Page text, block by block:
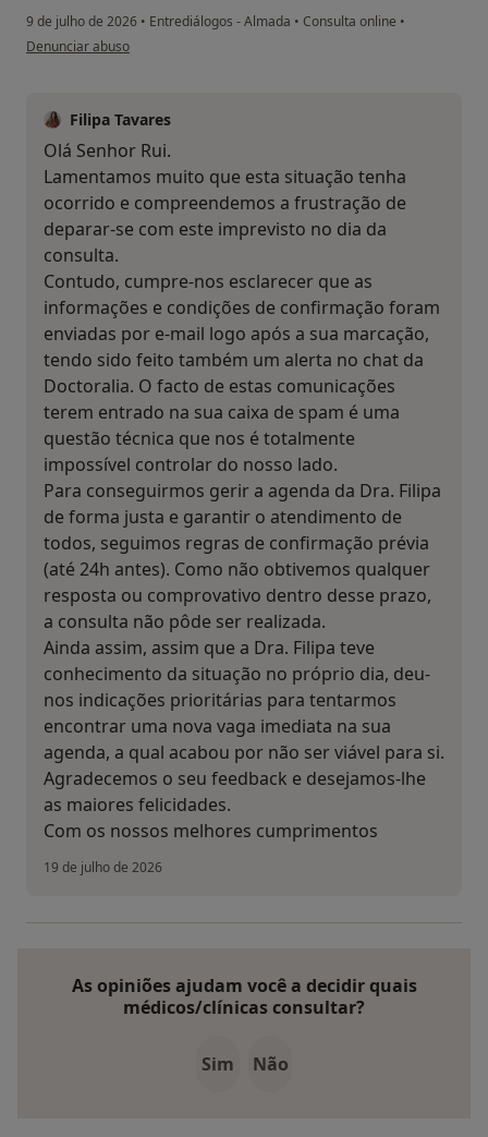
9 de julho de 2026 • Entrediálogos - Almada • Consulta online •
na opinião do utilizador Rui Felício
Denunciar abuso
Filipa Tavares
Olá Senhor Rui.
Lamentamos muito que esta situação tenha
ocorrido e compreendemos a frustração de
deparar-se com este imprevisto no dia da
consulta.
Contudo, cumpre-nos esclarecer que as
informações e condições de confirmação foram
enviadas por e-mail logo após a sua marcação,
tendo sido feito também um alerta no chat da
Doctoralia. O facto de estas comunicações
terem entrado na sua caixa de spam é uma
questão técnica que nos é totalmente
impossível controlar do nosso lado.
Para conseguirmos gerir a agenda da Dra. Filipa
de forma justa e garantir o atendimento de
todos, seguimos regras de confirmação prévia
(até 24h antes). Como não obtivemos qualquer
resposta ou comprovativo dentro desse prazo,
a consulta não pôde ser realizada.
Ainda assim, assim que a Dra. Filipa teve
conhecimento da situação no próprio dia, deu-
nos indicações prioritárias para tentarmos
encontrar uma nova vaga imediata na sua
agenda, a qual acabou por não ser viável para si.
Agradecemos o seu feedback e desejamos-lhe
as maiores felicidades.
Com os nossos melhores cumprimentos
19 de julho de 2026
As opiniões ajudam você a decidir quais
médicos/clínicas consultar?
Sim Não